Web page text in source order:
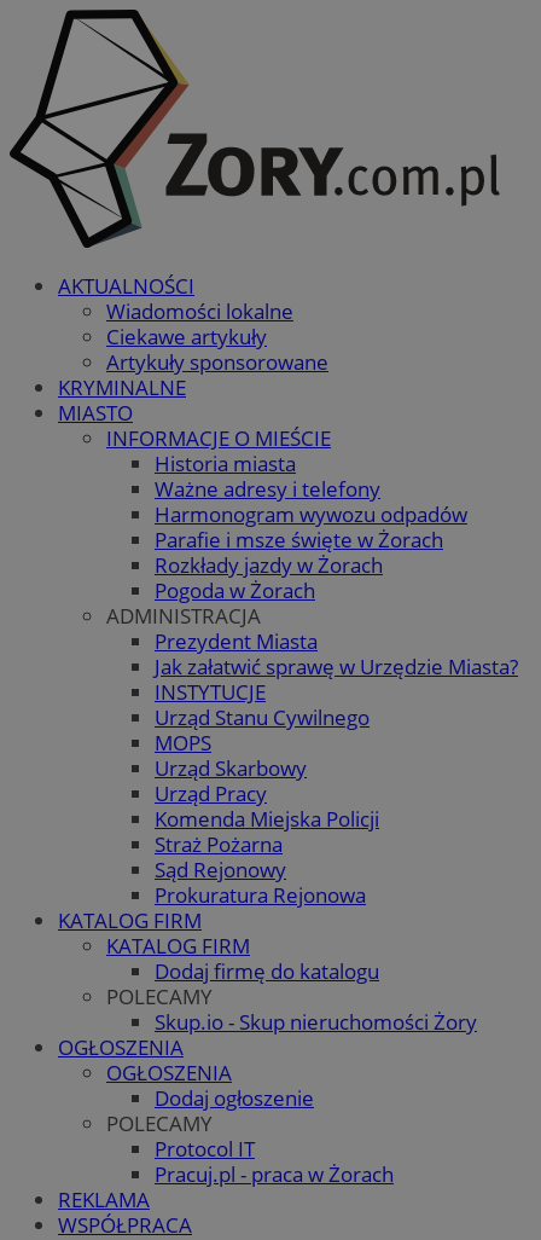
AKTUALNOŚCI
Wiadomości lokalne
Ciekawe artykuły
Artykuły sponsorowane
KRYMINALNE
MIASTO
INFORMACJE O MIEŚCIE
Historia miasta
Ważne adresy i telefony
Harmonogram wywozu odpadów
Parafie i msze święte w Żorach
Rozkłady jazdy w Żorach
Pogoda w Żorach
ADMINISTRACJA
Prezydent Miasta
Jak załatwić sprawę w Urzędzie Miasta?
INSTYTUCJE
Urząd Stanu Cywilnego
MOPS
Urząd Skarbowy
Urząd Pracy
Komenda Miejska Policji
Straż Pożarna
Sąd Rejonowy
Prokuratura Rejonowa
KATALOG FIRM
KATALOG FIRM
Dodaj firmę do katalogu
POLECAMY
Skup.io - Skup nieruchomości Żory
OGŁOSZENIA
OGŁOSZENIA
Dodaj ogłoszenie
POLECAMY
Protocol IT
Pracuj.pl - praca w Żorach
REKLAMA
WSPÓŁPRACA